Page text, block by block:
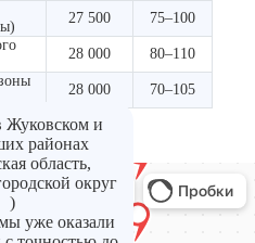
27 500
75–100
28 000
80–110
28 000 70–105
Жуковском и
районах
область,
округ
)
уже оказали